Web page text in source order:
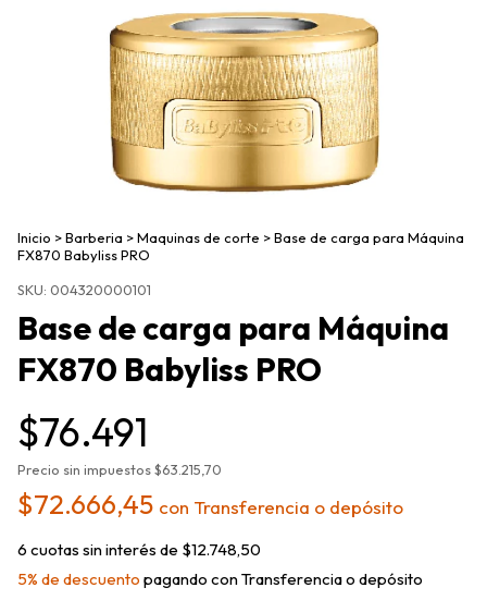
Inicio >Barberia >Maquinas de corte >Base de carga para Máquina
FX870 Babyliss PRO
SKU: 004320000101
Base de carga para Máquina
FX870 Babyliss PRO
$76.491
Precio sin impuestos$63.215,70
$72.666,45 con Transferencia o depósito
6 cuotas sin interés de $12.748,50
5% de descuento pagando con Transferencia o depósito